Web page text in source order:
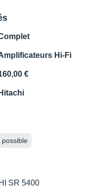
Hi-Fi
€
Hitachi
possible
SR 5400